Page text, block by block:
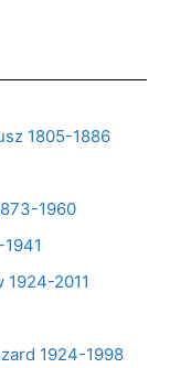
1805-1886
1960
1924-2011
1924-1998